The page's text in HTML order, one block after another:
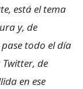
está el tema
y, de
todo el día
Twitter, de
en ese